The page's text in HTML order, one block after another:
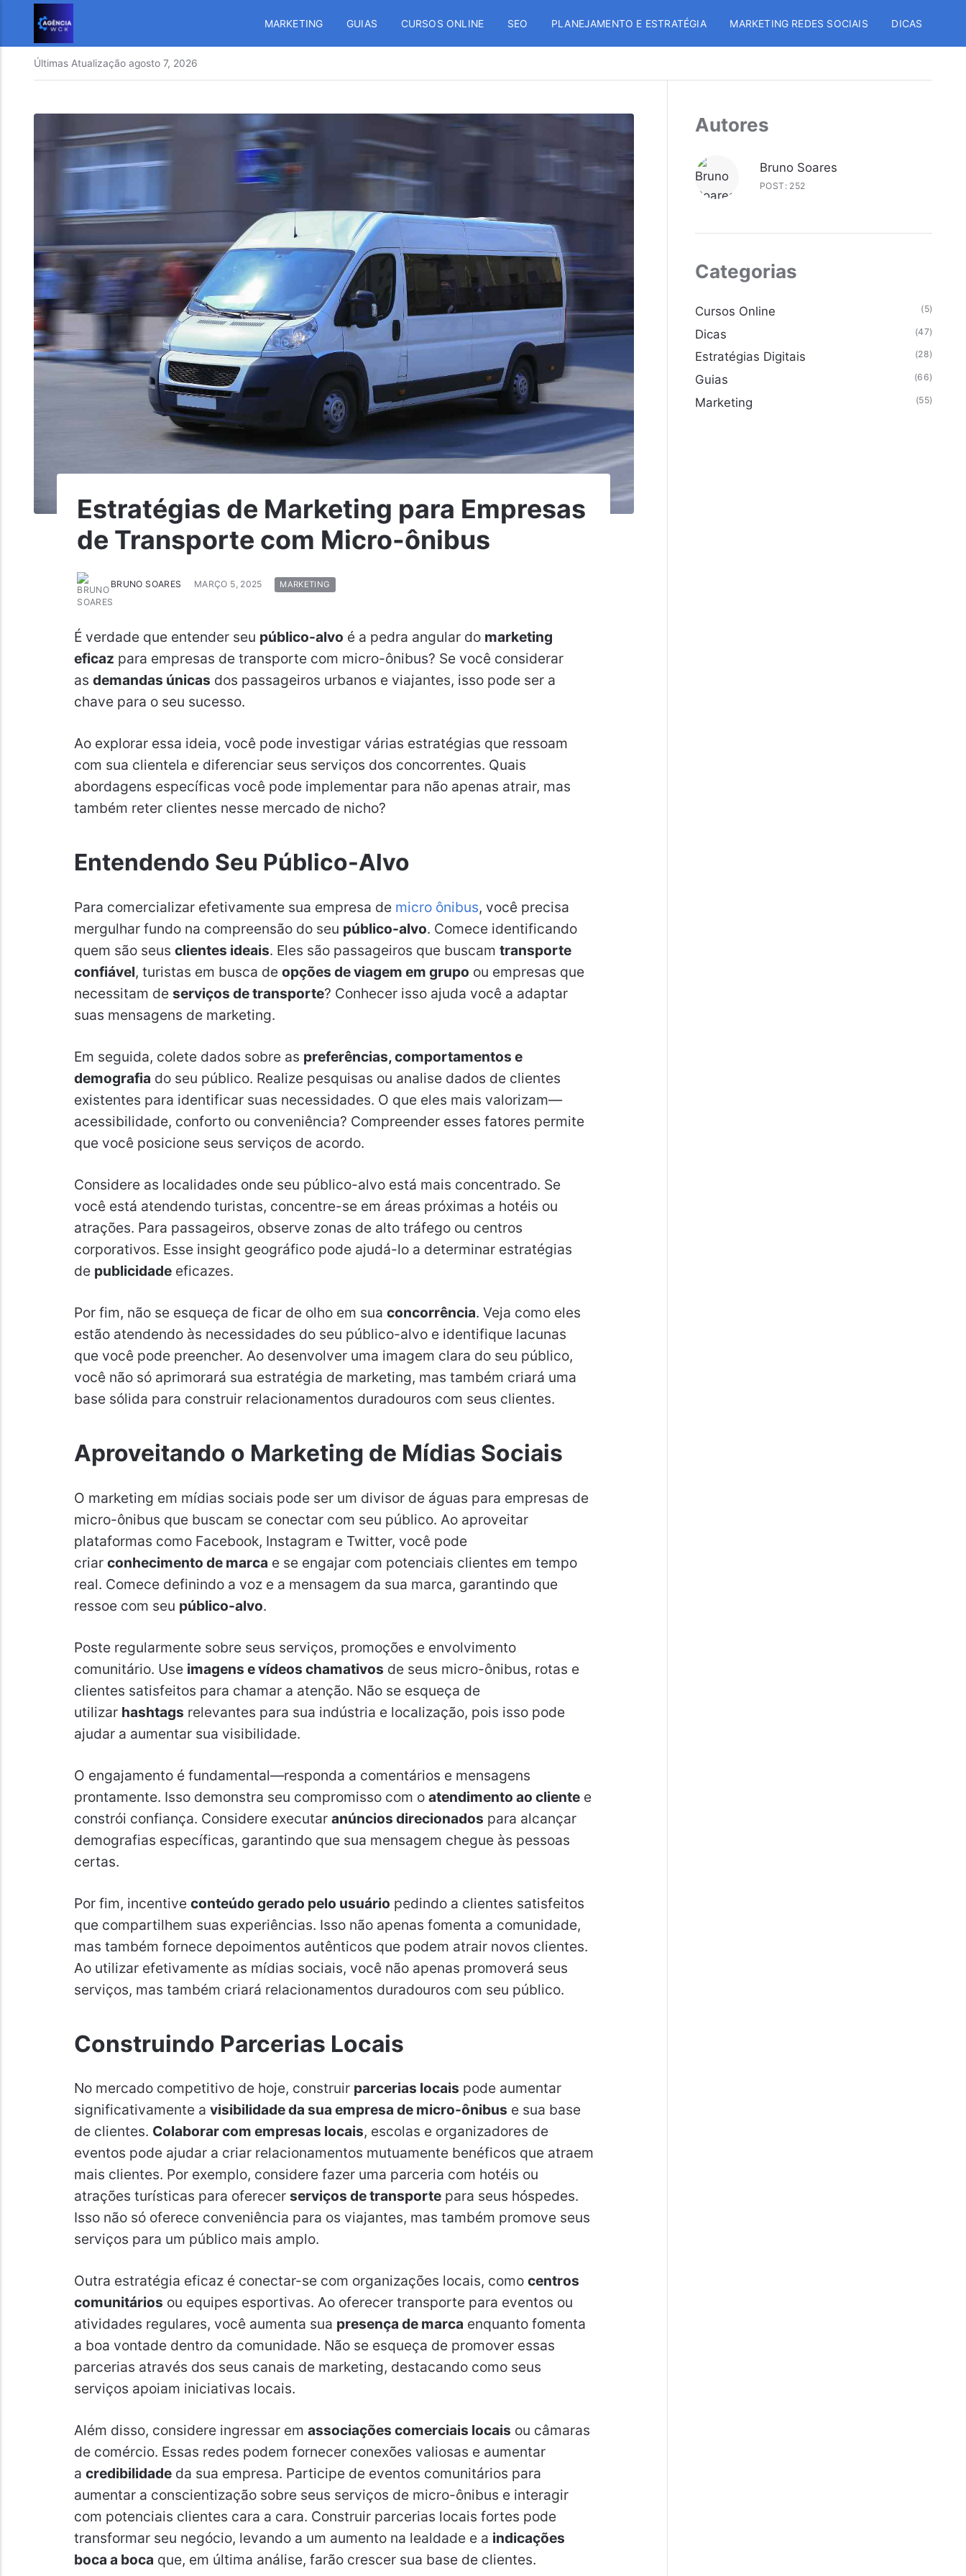
MARKETING GUIAS CURSOS ONLINE SEO PLANEJAMENTO E ESTRATÉGIA MARKETING REDES SOCIAIS DICAS
Últimas Atualização agosto 7, 2026
Estratégias de Marketing para Empresas
de Transporte com Micro-ônibus
BRUNO SOARES MARÇO 5, 2025 MARKETING
É verdade que entender seu público-alvo é a pedra angular do marketing
eficaz para empresas de transporte com micro-ônibus? Se você considerar
as demandas únicas dos passageiros urbanos e viajantes, isso pode ser a
chave para o seu sucesso.
Ao explorar essa ideia, você pode investigar várias estratégias que ressoam
com sua clientela e diferenciar seus serviços dos concorrentes. Quais
abordagens específicas você pode implementar para não apenas atrair, mas
também reter clientes nesse mercado de nicho?
Entendendo Seu Público-Alvo
Para comercializar efetivamente sua empresa de micro ônibus, você precisa
mergulhar fundo na compreensão do seu público-alvo. Comece identificando
quem são seus clientes ideais. Eles são passageiros que buscam transporte
confiável, turistas em busca de opções de viagem em grupo ou empresas que
necessitam de serviços de transporte? Conhecer isso ajuda você a adaptar
suas mensagens de marketing.
Em seguida, colete dados sobre as preferências, comportamentos e
demografia do seu público. Realize pesquisas ou analise dados de clientes
existentes para identificar suas necessidades. O que eles mais valorizam—
acessibilidade, conforto ou conveniência? Compreender esses fatores permite
que você posicione seus serviços de acordo.
Considere as localidades onde seu público-alvo está mais concentrado. Se
você está atendendo turistas, concentre-se em áreas próximas a hotéis ou
atrações. Para passageiros, observe zonas de alto tráfego ou centros
corporativos. Esse insight geográfico pode ajudá-lo a determinar estratégias
de publicidadeeficazes.
Por fim, não se esqueça de ficar de olho em sua concorrência. Veja como eles
estão atendendo às necessidades do seu público-alvo e identifique lacunas
que você pode preencher. Ao desenvolver uma imagem clara do seu público,
você não só aprimorará sua estratégia de marketing, mas também criará uma
base sólida para construir relacionamentos duradouros com seus clientes.
Aproveitando o Marketing de Mídias Sociais
O marketing em mídias sociais pode ser um divisor de águas para empresas de
micro-ônibus que buscam se conectar com seu público. Ao aproveitar
plataformas como Facebook, Instagram e Twitter, você pode
criar conhecimento de marca e se engajar com potenciais clientes em tempo
real. Comece definindo a voz e a mensagem da sua marca, garantindo que
ressoe com seu público-alvo.
Poste regularmente sobre seus serviços, promoções e envolvimento
comunitário. Use imagens e vídeos chamativos de seus micro-ônibus, rotas e
clientes satisfeitos para chamar a atenção. Não se esqueça de
utilizar hashtags relevantes para sua indústria e localização, pois isso pode
ajudar a aumentar sua visibilidade.
O engajamento é fundamental—responda a comentários e mensagens
prontamente. Isso demonstra seu compromisso com o atendimento ao clientee
constrói confiança. Considere executar anúncios direcionados para alcançar
demografias específicas, garantindo que sua mensagem chegue às pessoas
certas.
Por fim, incentive conteúdo gerado pelo usuário pedindo a clientes satisfeitos
que compartilhem suas experiências. Isso não apenas fomenta a comunidade,
mas também fornece depoimentos autênticos que podem atrair novos clientes.
Ao utilizar efetivamente as mídias sociais, você não apenas promoverá seus
serviços, mas também criará relacionamentos duradouros com seu público.
Construindo Parcerias Locais
No mercado competitivo de hoje, construir parcerias locais pode aumentar
significativamente a visibilidade da sua empresa de micro-ônibus e sua base
de clientes. Colaborar com empresas locais, escolas e organizadores de
eventos pode ajudar a criar relacionamentos mutuamente benéficos que atraem
mais clientes. Por exemplo, considere fazer uma parceria com hotéis ou
atrações turísticas para oferecer serviços de transportepara seus hóspedes.
Isso não só oferece conveniência para os viajantes, mas também promove seus
serviços para um público mais amplo.
Outra estratégia eficaz é conectar-se com organizações locais, como centros
comunitários ou equipes esportivas. Ao oferecer transporte para eventos ou
atividades regulares, você aumenta sua presença de marca enquanto fomenta
a boa vontade dentro da comunidade. Não se esqueça de promover essas
parcerias através dos seus canais de marketing, destacando como seus
serviços apoiam iniciativas locais.
Além disso, considere ingressar em associações comerciais locais ou câmaras
de comércio. Essas redes podem fornecer conexões valiosas e aumentar
a credibilidadeda sua empresa. Participe de eventos comunitários para
aumentar a conscientização sobre seus serviços de micro-ônibus e interagir
com potenciais clientes cara a cara. Construir parcerias locais fortes pode
transformar seu negócio, levando a um aumento na lealdade e a indicações
boca a boca que, em última análise, farão crescer sua base de clientes.
Autores
Bruno Soares
POST: 252
Categorias
Cursos Online (5)
Dicas (47)
Estratégias Digitais (28)
Guias (66)
Marketing (55)